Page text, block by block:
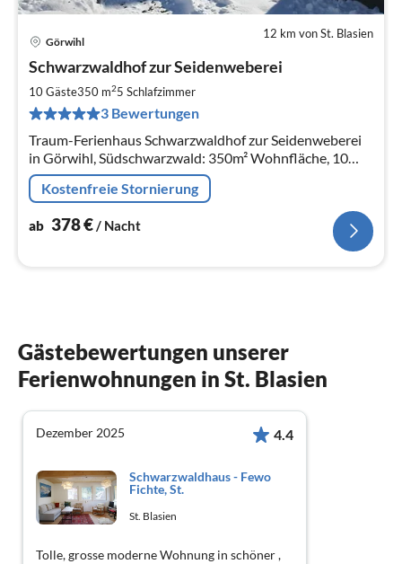
12 km von St. Blasien
Görwihl
Schwarzwaldhof zur Seidenweberei
10 Gäste350 m25 Schlafzimmer
3 Bewertungen
Traum-Ferienhaus Schwarzwaldhof zur Seidenweberei
in Görwihl, Südschwarzwald: 350m² Wohnfläche, 10
Pers., 5 Schlafzimmer. Auf 2500 m² eingezäuntem
parkähnlichem Grundstück
Kostenfreie Stornierung
ab 378€ / Nacht
Gästebewertungen unserer
Ferienwohnungen in St. Blasien
Dezember 2025 4.4
Schwarzwaldhaus - Fewo
Fichte, St.
St. Blasien
Tolle, grosse moderne Wohnung in schöner ,